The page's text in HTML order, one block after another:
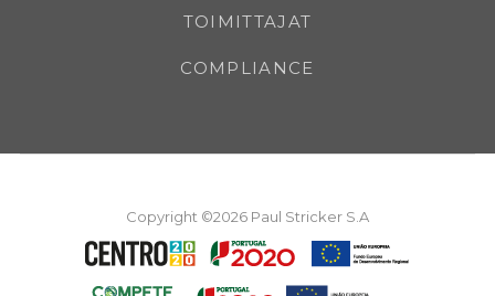
TOIMITTAJAT
COMPLIANCE
Copyright ©2026 Paul Stricker S.A